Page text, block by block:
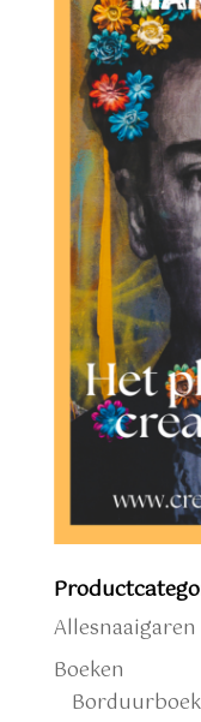
Allesnaaigaren
Boeken